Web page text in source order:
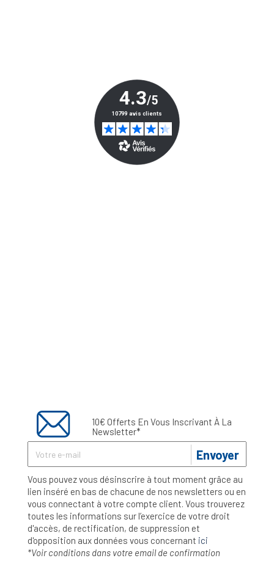
10€ Offerts En Vous Inscrivant À La
Newsletter*
Envoyer
Vous pouvez vous désinscrire à tout moment grâce au
lien inséré en bas de chacune de nos newsletters ou en
vous connectant à votre compte client. Vous trouverez
toutes les informations sur l’exercice de votre droit
d'accès, de rectification, de suppression et
d'opposition aux données vous concernant ici
*Voir conditions dans votre email de confirmation